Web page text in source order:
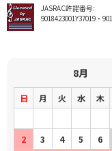
JASRAC許諾番号:
9018423001Y37019・
8月
日 月 火 水 木
2
3 4 5 6